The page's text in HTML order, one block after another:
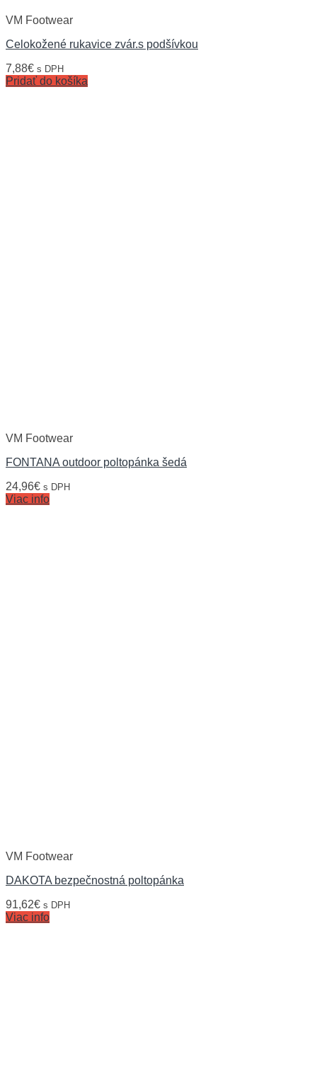
VM Footwear
Celokožené rukavice zvár.s podšívkou
7,88€ s DPH
Pridať do košíka
VM Footwear
FONTANA outdoor poltopánka šedá
24,96€ s DPH
Viac info
VM Footwear
DAKOTA bezpečnostná poltopánka
91,62€ s DPH
Viac info